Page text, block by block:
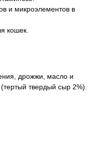
и микроэлементов в
кошек.
дрожжи, масло и
твердый сыр 2%).